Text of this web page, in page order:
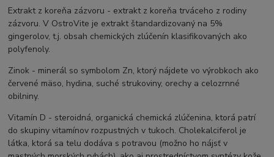
Extrakt z koreňa zázvoru - extrakt z koreňa trváceho z rodiny
zázvoru. V OstroVite je extrakt štandardizovaný na 5%
gingerolov, t.j. obsah chemických zlúčenín klasifikovaných ako
polyfenoly.
Zinok - minerál so symbolom Zn, ktorý nájdete vo výrobkoch ako
červené mäso, hydina, suché strukoviny, orechy a celozrnné
obilniny.
Vitamín D - steroidná, organická chemická zlúčenina, ktorá patrí
do skupiny vitamínov rozpustných v tukoch. Cholekalciferol je
látka, ktorá sa telu dodáva s potravou (možno ho nájsť v